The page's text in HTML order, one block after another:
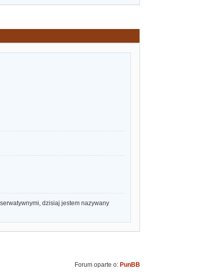
dzisiaj jestem nazywany
Forum oparte o: PunBB